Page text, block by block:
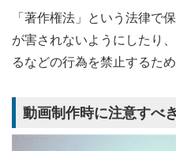
「著作権法」という法律で
が害されないようにしたり
るなどの行為を禁止するため
動画制作時に注意すべ